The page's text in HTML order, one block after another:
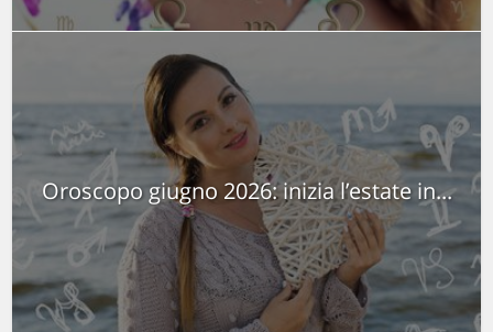
Oroscopo giugno 2026: inizia l’estate in...